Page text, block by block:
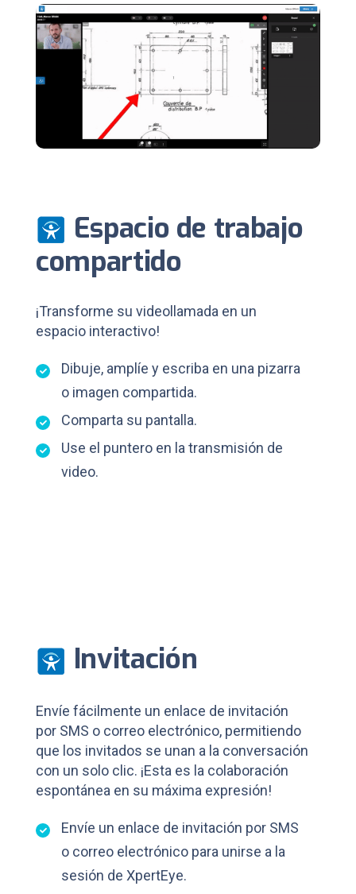
Espacio de trabajo
compartido
¡Transforme su videollamada en un
espacio interactivo!
Dibuje, amplíe y escriba en una pizarra
o imagen compartida.
Comparta su pantalla.
Use el puntero en la transmisión de
video.
Invitación
Envíe fácilmente un enlace de invitación
por SMS o correo electrónico, permitiendo
que los invitados se unan a la conversación
con un solo clic. ¡Esta es la colaboración
espontánea en su máxima expresión!
Envíe un enlace de invitación por SMS
o correo electrónico para unirse a la
sesión de XpertEye.